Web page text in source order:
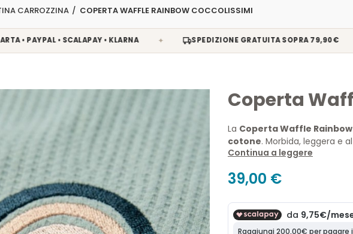
CARROZZINA COPERTA WAFFLE RAINBOW COCCOLISSIMI
PAYPAL • SCALAPAY • KLARNA ✦ SPEDIZIONE GRATUITA SOPRA 79,90€ ✦
Coperta
La Coperta Waffle
cotone. Morbida, leggera e
del neonato in carrozzina e
Continua a leggere
39,00 €